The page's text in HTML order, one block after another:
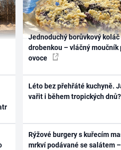
Jednoduchý borůvkový koláč
drobenkou – vláčný moučník
ovoce
Léto bez přehřáté kuchyně.
vařit i během tropických dnů?
Rýžové burgery s kuřecím
mrkví podávané se salátem